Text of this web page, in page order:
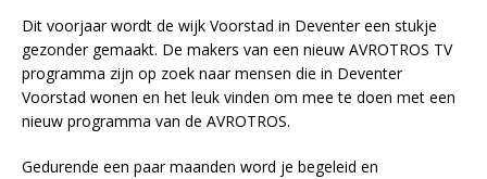
Dit voorjaar wordt de wijk Voorstad in Deventer een stukje
gezonder gemaakt. De makers van een nieuw AVROTROS TV
programma zijn op zoek naar mensen die in Deventer
Voorstad wonen en het leuk vinden om mee te doen met een
nieuw programma van de AVROTROS.
Gedurende een paar maanden word je begeleid en